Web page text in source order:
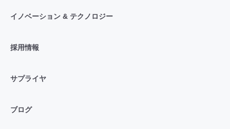
イノベーション & テクノロジー
採用情報
サプライヤ
ブログ